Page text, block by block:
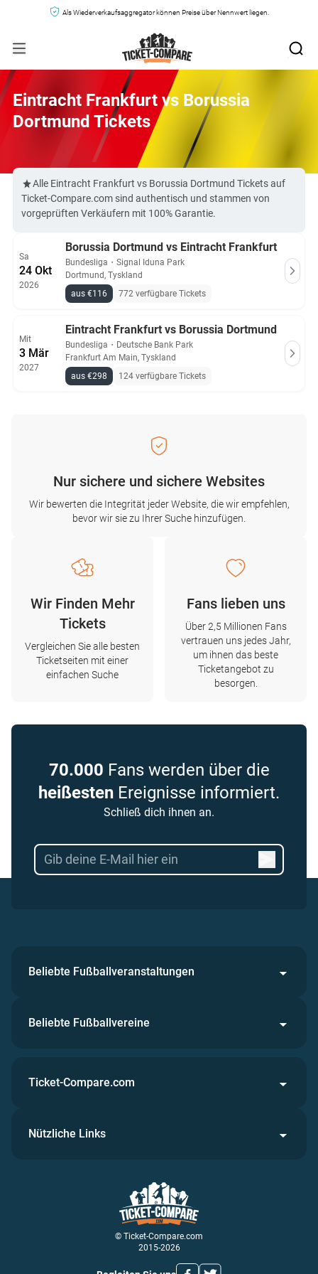
Als Wiederverkaufsaggregator können Preise über Nennwert liegen.
Eintracht Frankfurt vs Borussia
Dortmund Tickets
Alle Eintracht Frankfurt vs Borussia Dortmund Tickets auf
Ticket-Compare.com sind authentisch und stammen von
vorgeprüften Verkäufern mit 100% Garantie.
Sa
24 Okt
2026
Borussia Dortmund vs Eintracht Frankfurt
Bundesliga ・ Signal Iduna Park
Dortmund, Tyskland
aus €116
772 verfügbare Tickets
Mit
3 Mär
2027
Eintracht Frankfurt vs Borussia Dortmund
Bundesliga ・ Deutsche Bank Park
Frankfurt Am Main, Tyskland
aus €298
124 verfügbare Tickets
Nur sichere und sichere Websites
Wir bewerten die Integrität jeder Website, die wir empfehlen,
bevor wir sie zu Ihrer Suche hinzufügen.
Wir Finden Mehr
Tickets
Vergleichen Sie alle besten
Ticketseiten mit einer
einfachen Suche
Fans lieben uns
Über 2,5 Millionen Fans
vertrauen uns jedes Jahr,
um ihnen das beste
Ticketangebot zu
besorgen.
70.000 Fans werden über die
heißesten Ereignisse informiert.
Schließ dich ihnen an.
Beliebte Fußballveranstaltungen
Beliebte Fußballvereine
© Ticket-Compare.com
2015-2026
Ticket-Compare.com
Nützliche Links